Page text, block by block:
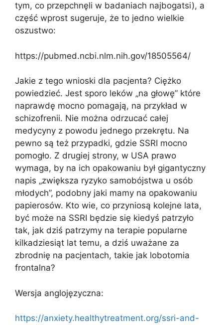
tym, co przepchnęli w badaniach najbogatsi), a
część wprost sugeruje, że to jedno wielkie
oszustwo:
https://pubmed.ncbi.nlm.nih.gov/18505564/
Jakie z tego wnioski dla pacjenta? Ciężko
powiedzieć. Jest sporo leków „na głowę” które
naprawdę mocno pomagają, na przykład w
schizofrenii. Nie można odrzucać całej
medycyny z powodu jednego przekrętu. Na
pewno są też przypadki, gdzie SSRI mocno
pomogło. Z drugiej strony, w USA prawo
wymaga, by na ich opakowaniu był gigantyczny
napis „zwiększa ryzyko samobójstwa u osób
młodych”, podobny jaki mamy na opakowaniu
papierosów. Kto wie, co przyniosą kolejne lata,
być może na SSRI będzie się kiedyś patrzyło
tak, jak dziś patrzymy na terapie popularne
kilkadziesiąt lat temu, a dziś uważane za
zbrodnię na pacjentach, takie jak lobotomia
frontalna?
Wersja anglojęzyczna:
https://anxiety.healthytreatment.org/ssri-and-